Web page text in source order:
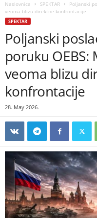
Naslovnica SPEKTAR
Poljanski
veoma blizu direktne konfrontacije
SPEKTAR
Poljanski
poruku OEBS:
veoma blizu
konfrontacije
28. May 2026.